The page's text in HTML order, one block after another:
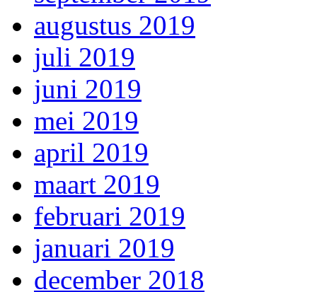
augustus 2019
juli 2019
juni 2019
mei 2019
april 2019
maart 2019
februari 2019
januari 2019
december 2018